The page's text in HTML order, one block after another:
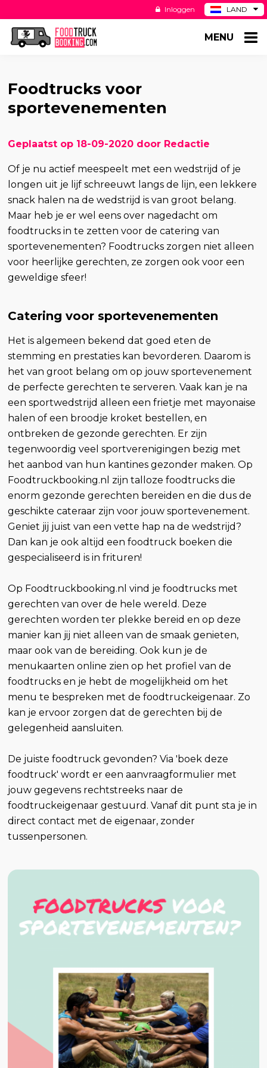
LAND
DE
Inloggen
MENU
Foodtrucks voor
sportevenementen
Geplaatst op 18-09-2020 door Redactie
Of je nu actief meespeelt met een wedstrijd of je
longen uit je lijf schreeuwt langs de lijn, een lekkere
snack halen na de wedstrijd is van groot belang.
Maar heb je er wel eens over nagedacht om
foodtrucks in te zetten voor de catering van
sportevenementen? Foodtrucks zorgen niet alleen
voor heerlijke gerechten, ze zorgen ook voor een
geweldige sfeer!
Catering voor sportevenementen
Het is algemeen bekend dat goed eten de
stemming en prestaties kan bevorderen. Daarom is
het van groot belang om op jouw sportevenement
de perfecte gerechten te serveren. Vaak kan je na
een sportwedstrijd alleen een frietje met mayonaise
halen of een broodje kroket bestellen, en
ontbreken de gezonde gerechten. Er zijn
tegenwoordig veel sportverenigingen bezig met
het aanbod van hun kantines gezonder maken. Op
Foodtruckbooking.nl zijn talloze foodtrucks die
enorm gezonde gerechten bereiden en die dus de
geschikte cateraar zijn voor jouw sportevenement.
Geniet jij juist van een vette hap na de wedstrijd?
Dan kan je ook altijd een foodtruck boeken die
gespecialiseerd is in frituren!
Op Foodtruckbooking.nl vind je foodtrucks met
gerechten van over de hele wereld. Deze
gerechten worden ter plekke bereid en op deze
manier kan jij niet alleen van de smaak genieten,
maar ook van de bereiding. Ook kun je de
menukaarten online zien op het profiel van de
foodtrucks en je hebt de mogelijkheid om het
menu te bespreken met de foodtruckeigenaar. Zo
kan je ervoor zorgen dat de gerechten bij de
gelegenheid aansluiten.
De juiste foodtruck gevonden? Via 'boek deze
foodtruck' wordt er een aanvraagformulier met
jouw gegevens rechtstreeks naar de
foodtruckeigenaar gestuurd. Vanaf dit punt sta je in
direct contact met de eigenaar, zonder
tussenpersonen.